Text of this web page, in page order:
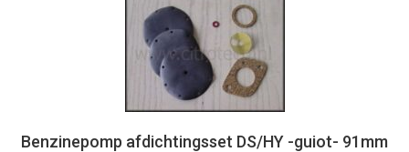
Benzinepomp afdichtingsset DS/HY -guiot- 91mm